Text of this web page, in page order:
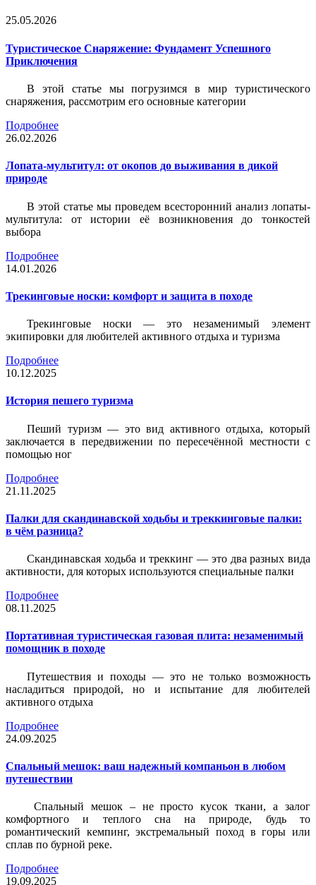
25.05.2026
Туристическое Снаряжение: Фундамент Успешного
Приключения
В этой статье мы погрузимся в мир туристического
снаряжения, рассмотрим его основные категории
Подробнее
26.02.2026
Лопата-мультитул: от окопов до выживания в дикой
природе
В этой статье мы проведем всесторонний анализ лопаты-
мультитула: от истории её возникновения до тонкостей
выбора
Подробнее
14.01.2026
Трекинговые носки: комфорт и защита в походе
Трекинговые носки — это незаменимый элемент
экипировки для любителей активного отдыха и туризма
Подробнее
10.12.2025
История пешего туризма
Пеший туризм — это вид активного отдыха, который
заключается в передвижении по пересечённой местности с
помощью ног
Подробнее
21.11.2025
Палки для скандинавской ходьбы и треккинговые палки:
в чём разница?
Скандинавская ходьба и треккинг — это два разных вида
активности, для которых используются специальные палки
Подробнее
08.11.2025
Портативная туристическая газовая плита: незаменимый
помощник в походе
Путешествия и походы — это не только возможность
насладиться природой, но и испытание для любителей
активного отдыха
Подробнее
24.09.2025
Спальный мешок: ваш надежный компаньон в любом
путешествии
Спальный мешок – не просто кусок ткани, а залог
комфортного и теплого сна на природе, будь то
романтический кемпинг, экстремальный поход в горы или
сплав по бурной реке.
Подробнее
19.09.2025